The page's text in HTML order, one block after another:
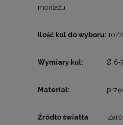
montażu.
Ilość kul do wyboru: 10/
Wymiary kul: Ø 6-7
Materiał: przędza
Źródło światła